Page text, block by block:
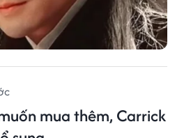
mua thêm, Carrick